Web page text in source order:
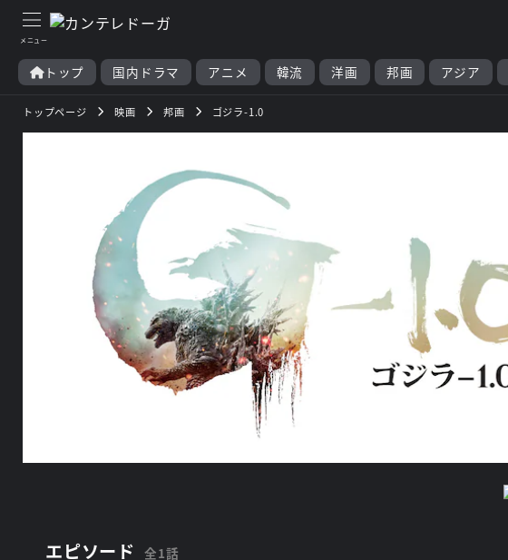
トップ 国内ドラマ アニメ 韓流 洋画 邦画 アジア
トップページ 映画 邦画 ゴジラ-1.0
エピソード 全1話